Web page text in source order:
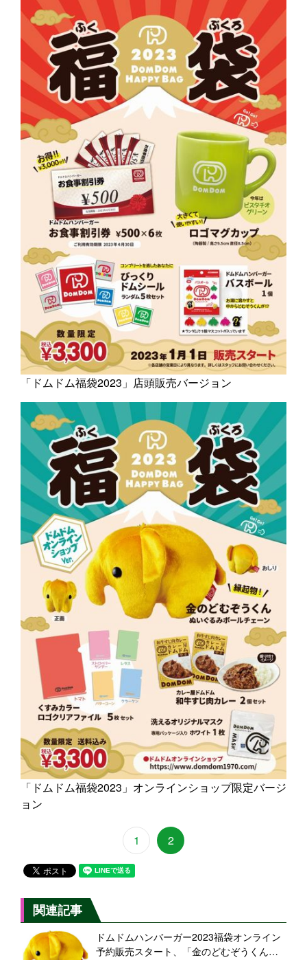
「ドムドム福袋2023」店頭販売バージョン
「ドムドム福袋2023」オンラインショップ限定バージ
ョン
1 2
関連記事
ドムドムハンバーガー2023福袋オンライン
予約販売スタート、「金のどむぞうくん」